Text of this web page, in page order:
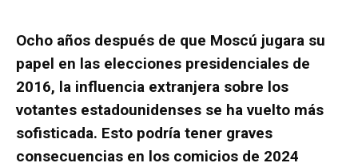
Ocho años después de que Moscú jugara su
papel en las elecciones presidenciales de
2016, la influencia extranjera sobre los
votantes estadounidenses se ha vuelto más
sofisticada. Esto podría tener graves
consecuencias en los comicios de 2024